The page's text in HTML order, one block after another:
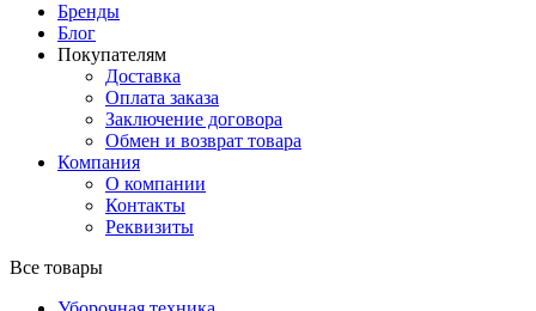
Бренды
Блог
Покупателям
Доставка
Оплата заказа
Заключение договора
Обмен и возврат товара
Компания
О компании
Контакты
Реквизиты
Все товары